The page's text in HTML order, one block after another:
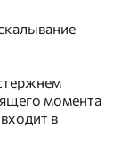
момента
в